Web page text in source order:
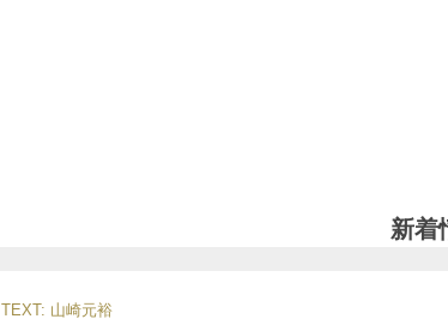
新着
TEXT: 山崎元裕